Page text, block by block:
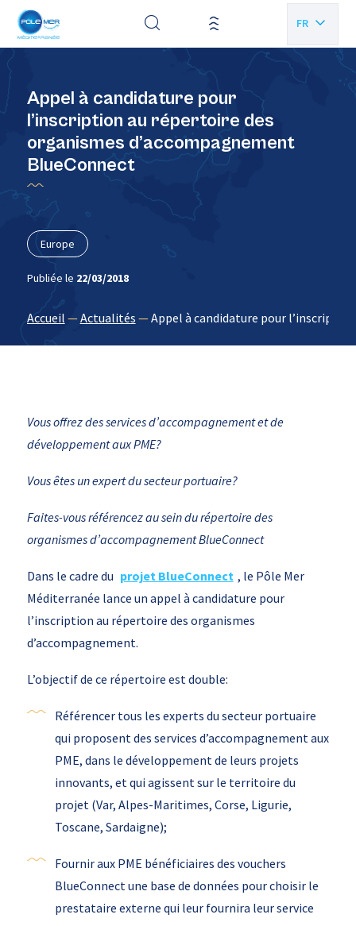
FR
EN
Appel à candidature pour
l’inscription au répertoire des
organismes d’accompagnement
BlueConnect
Europe
Publiée le 22/03/2018
Accueil —Actualités —Appel à candidature pour
Vous offrez des services d’accompagnement et de
développement aux PME?
Vous êtes un expert du secteur portuaire?
Faites-vous référencez au sein du répertoire des
organismes d’accompagnement BlueConnect
Dans le cadre du projet BlueConnect , le Pôle Mer
Méditerranée lance un appel à candidature pour
l’inscription au répertoire des organismes
d’accompagnement.
L’objectif de ce répertoire est double:
Référencer tous les experts du secteur portuaire
qui proposent des services d’accompagnement aux
PME, dans le développement de leurs projets
innovants, et qui agissent sur le territoire du
projet (Var, Alpes-Maritimes, Corse, Ligurie,
Toscane, Sardaigne);
Fournir aux PME bénéficiaires des vouchers
BlueConnect une base de données pour choisir le
prestataire externe qui leur fournira leur service
Panneau de gestion des cookies